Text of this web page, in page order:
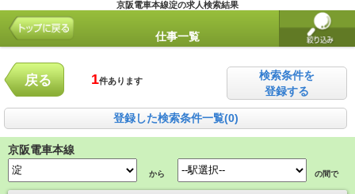
京阪電車本線淀の求人検索結果
仕事一覧
戻る 1件あります
検索条件を
登録する
登録した検索条件一覧(0)
京阪電車本線
から の間で